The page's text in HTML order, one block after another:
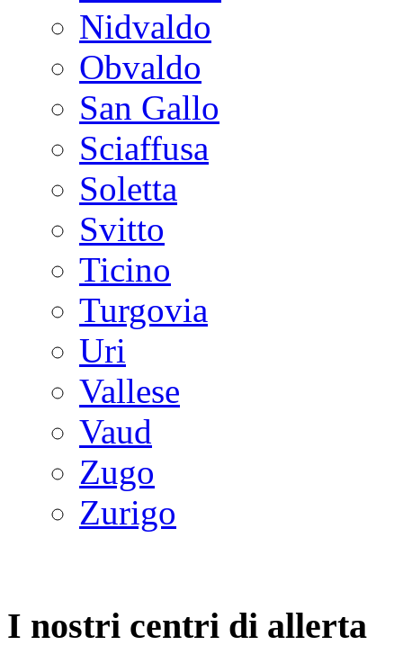
Nidvaldo
Obvaldo
San Gallo
Sciaffusa
Soletta
Svitto
Ticino
Turgovia
Uri
Vallese
Vaud
Zugo
Zurigo
I nostri centri di allerta